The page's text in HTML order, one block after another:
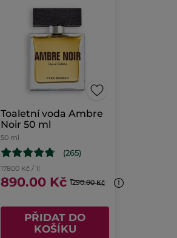
Toaletní voda Ambre
Noir 50 ml
50 ml
(265)
17800 Kč / 1l
890.00 Kč 1290.00 Kč
PŘIDAT DO
KOŠÍKU